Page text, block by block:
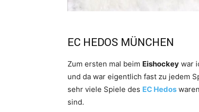
EC HEDOS MÜNCHEN
Zum ersten mal beim Eishockey war
und da war eigentlich fast zu jedem
sehr viele Spiele des EC Hedos
sind.